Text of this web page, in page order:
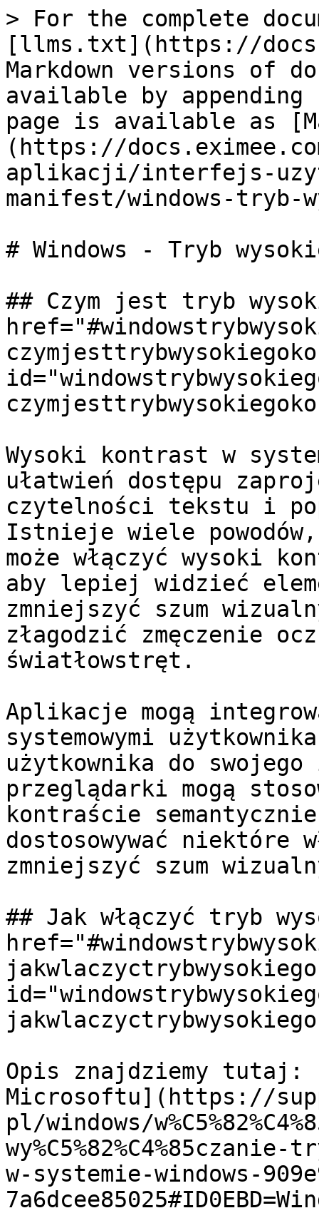
> For the complete
[llms.txt](https://
Markdown versions of
available by
page is available as
(https://
aplikacji/interfejs-
manifest/windows-tryb-
# Windows - Tryb
## Czym jest tryb
Wysoki kontrast w
ułatwień dostępu
czytelności tekstu i
Istnieje wiele
może włączyć wysoki
aby lepiej widzieć
zmniejszyć szum
złagodzić zmęczenie
światłowstręt.
Aplikacje mogą
systemowymi
użytkownika do
przeglądarki mogą
kontraście
dostosowywać niektóre
zmniejszyć szum
## Jak włączyć tryb
Opis znajdziemy
Microsoftu](https://
pl/windows/
w-systemie-windows-